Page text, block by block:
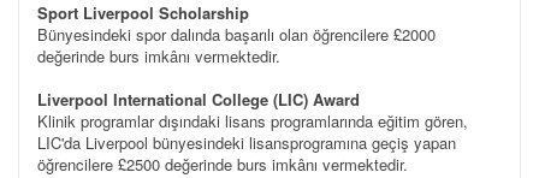
Sport Liverpool Scholarship
Bünyesindeki spor dalında başarılı olan öğrencilere £2000
değerinde burs imkânı vermektedir.
Liverpool International College (LIC) Award
Klinik programlar dışındaki lisans programlarında eğitim gören,
LIC'da Liverpool bünyesindeki lisansprogramına geçiş yapan
öğrencilere £2500 değerinde burs imkânı vermektedir.